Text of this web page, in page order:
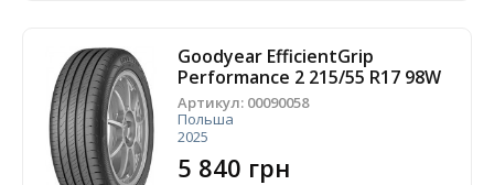
Goodyear EfficientGrip
Performance 2 215/55 R17 98W
Артикул: 00090058
Польша
2025
5 840 грн